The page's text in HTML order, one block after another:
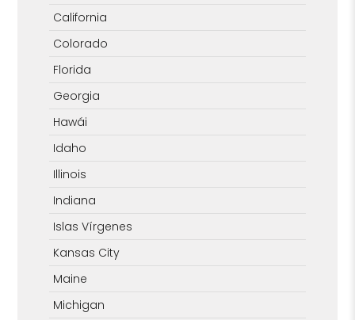
California
Colorado
Florida
Georgia
Hawái
Idaho
Illinois
Indiana
Islas Vírgenes
Kansas City
Maine
Michigan